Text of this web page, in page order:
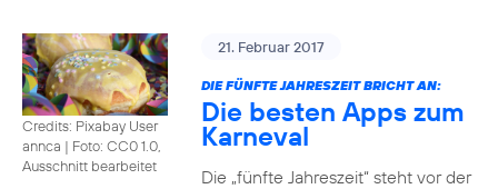
Credits: Pixabay User
annca | Foto: CC0 1.0,
Ausschnitt bearbeitet
21. Februar 2017
DIE FÜNFTE JAHRESZEIT BRICHT AN:
Die besten Apps zum
Karneval
Die „fünfte Jahreszeit“ steht vor der